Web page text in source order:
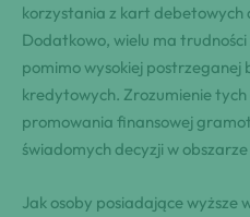
korzystania z kart debetowych
Dodatkowo, wielu ma
pomimo wysokiej postrzeganej
kredytowych. Zrozumienie
promowania finansowej
świadomych decyzji w
Jak osoby posiadające wyższe